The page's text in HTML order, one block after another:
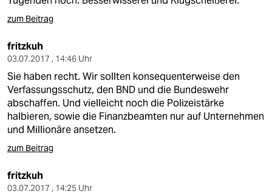
zum Beitrag
fritzkuh
03.07.2017 , 14:46 Uhr
Sie haben recht. Wir sollten konsequenterweise den
Verfassungsschutz, den BND und die Bundeswehr
abschaffen. Und vielleicht noch die Polizeistärke
halbieren, sowie die Finanzbeamten nur auf Unternehmen
und Millionäre ansetzen.
zum Beitrag
fritzkuh
03.07.2017 , 14:25 Uhr